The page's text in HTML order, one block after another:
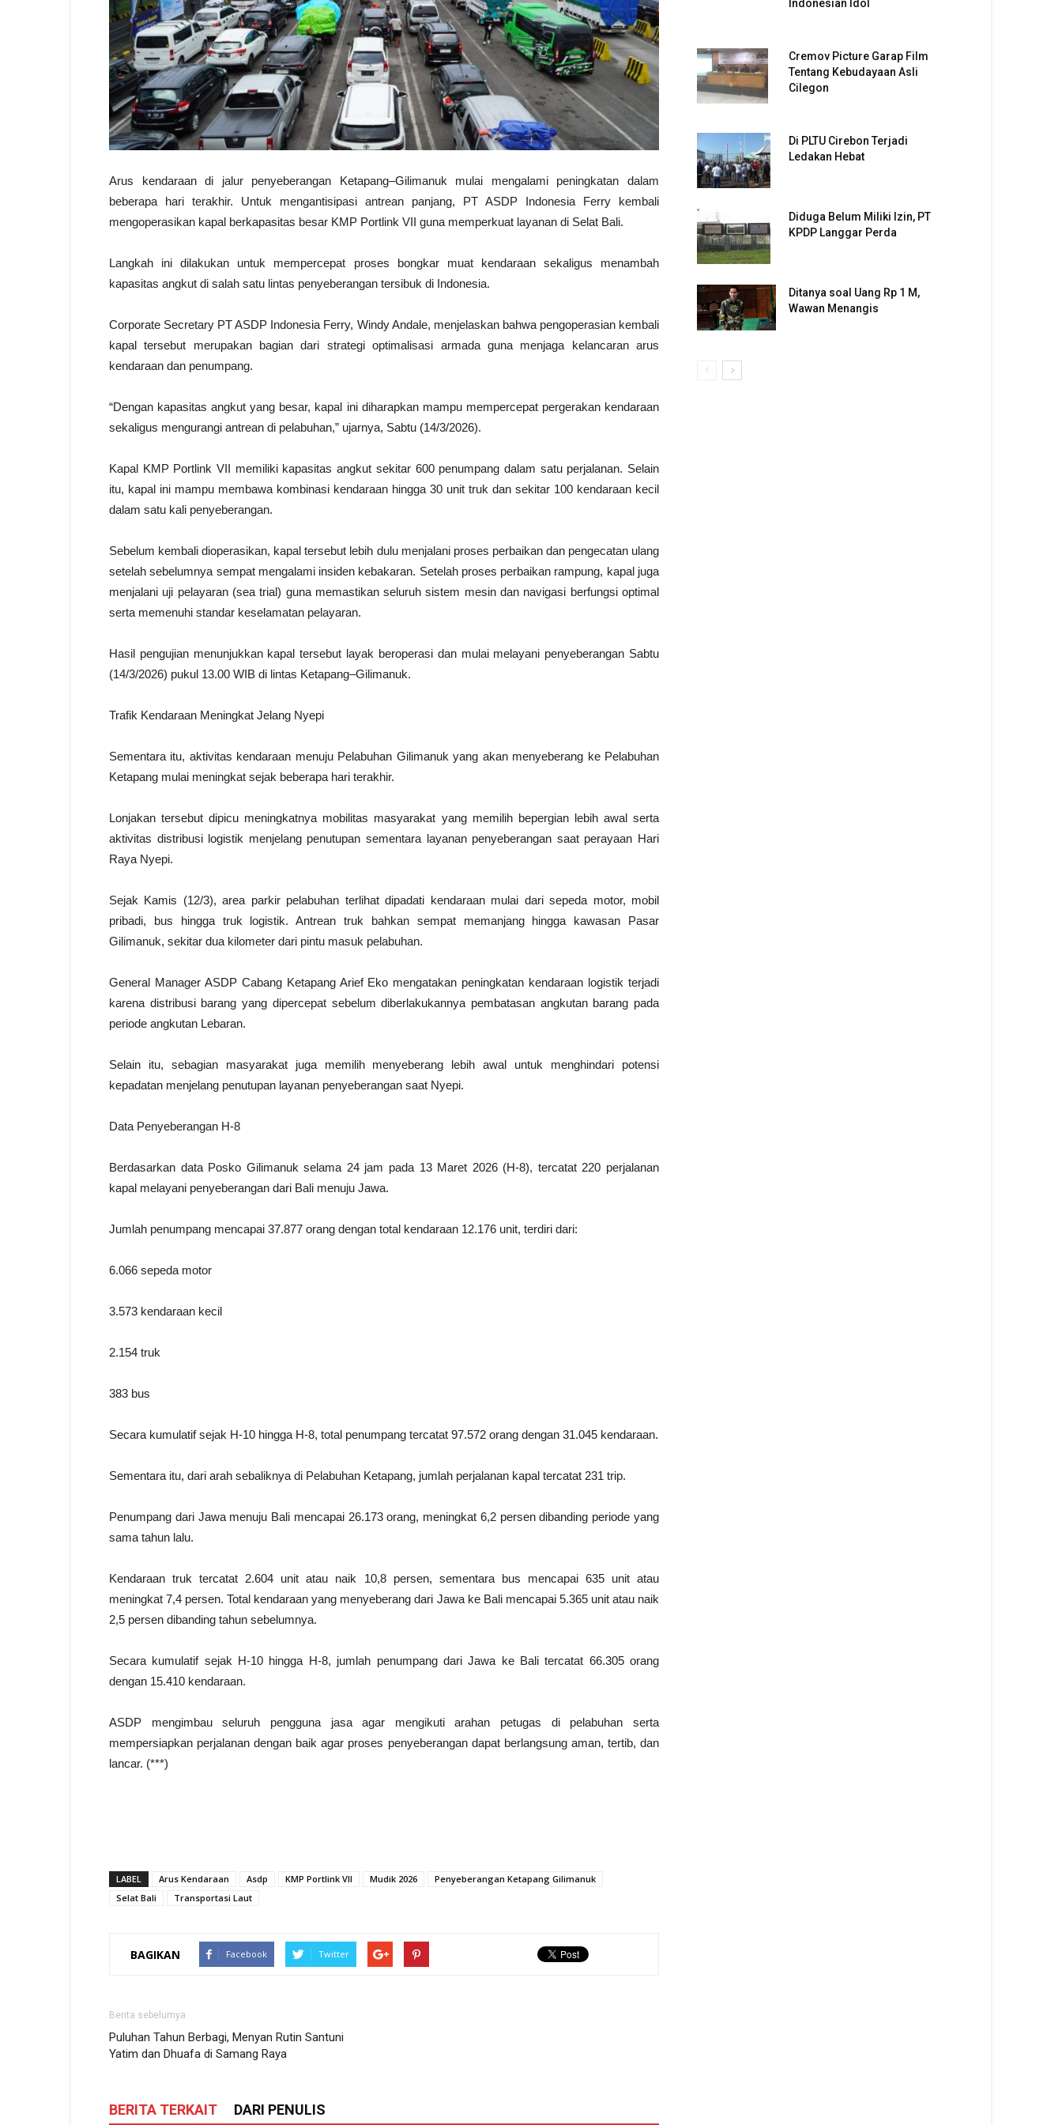
Arus kendaraan di jalur penyeberangan Ketapang–Gilimanuk mulai mengalami peningkatan dalam
beberapa hari terakhir. Untuk mengantisipasi antrean panjang, PT ASDP Indonesia Ferry kembali
mengoperasikan kapal berkapasitas besar KMP Portlink VII guna memperkuat layanan di Selat Bali.
Langkah ini dilakukan untuk mempercepat proses bongkar muat kendaraan sekaligus menambah
kapasitas angkut di salah satu lintas penyeberangan tersibuk di Indonesia.
Corporate Secretary PT ASDP Indonesia Ferry, Windy Andale, menjelaskan bahwa pengoperasian kembali
kapal tersebut merupakan bagian dari strategi optimalisasi armada guna menjaga kelancaran arus
kendaraan dan penumpang.
“Dengan kapasitas angkut yang besar, kapal ini diharapkan mampu mempercepat pergerakan kendaraan
sekaligus mengurangi antrean di pelabuhan,” ujarnya, Sabtu (14/3/2026).
Kapal KMP Portlink VII memiliki kapasitas angkut sekitar 600 penumpang dalam satu perjalanan. Selain
itu, kapal ini mampu membawa kombinasi kendaraan hingga 30 unit truk dan sekitar 100 kendaraan kecil
dalam satu kali penyeberangan.
Sebelum kembali dioperasikan, kapal tersebut lebih dulu menjalani proses perbaikan dan pengecatan ulang
setelah sebelumnya sempat mengalami insiden kebakaran. Setelah proses perbaikan rampung, kapal juga
menjalani uji pelayaran (sea trial) guna memastikan seluruh sistem mesin dan navigasi berfungsi optimal
serta memenuhi standar keselamatan pelayaran.
Hasil pengujian menunjukkan kapal tersebut layak beroperasi dan mulai melayani penyeberangan Sabtu
(14/3/2026) pukul 13.00 WIB di lintas Ketapang–Gilimanuk.
Trafik Kendaraan Meningkat Jelang Nyepi
Sementara itu, aktivitas kendaraan menuju Pelabuhan Gilimanuk yang akan menyeberang ke Pelabuhan
Ketapang mulai meningkat sejak beberapa hari terakhir.
Lonjakan tersebut dipicu meningkatnya mobilitas masyarakat yang memilih bepergian lebih awal serta
aktivitas distribusi logistik menjelang penutupan sementara layanan penyeberangan saat perayaan Hari
Raya Nyepi.
Sejak Kamis (12/3), area parkir pelabuhan terlihat dipadati kendaraan mulai dari sepeda motor, mobil
pribadi, bus hingga truk logistik. Antrean truk bahkan sempat memanjang hingga kawasan Pasar
Gilimanuk, sekitar dua kilometer dari pintu masuk pelabuhan.
General Manager ASDP Cabang Ketapang Arief Eko mengatakan peningkatan kendaraan logistik terjadi
karena distribusi barang yang dipercepat sebelum diberlakukannya pembatasan angkutan barang pada
periode angkutan Lebaran.
Selain itu, sebagian masyarakat juga memilih menyeberang lebih awal untuk menghindari potensi
kepadatan menjelang penutupan layanan penyeberangan saat Nyepi.
Data Penyeberangan H-8
Berdasarkan data Posko Gilimanuk selama 24 jam pada 13 Maret 2026 (H-8), tercatat 220 perjalanan
kapal melayani penyeberangan dari Bali menuju Jawa.
Jumlah penumpang mencapai 37.877 orang dengan total kendaraan 12.176 unit, terdiri dari:
6.066 sepeda motor
3.573 kendaraan kecil
2.154 truk
383 bus
Secara kumulatif sejak H-10 hingga H-8, total penumpang tercatat 97.572 orang dengan 31.045 kendaraan.
Sementara itu, dari arah sebaliknya di Pelabuhan Ketapang, jumlah perjalanan kapal tercatat 231 trip.
Penumpang dari Jawa menuju Bali mencapai 26.173 orang, meningkat 6,2 persen dibanding periode yang
sama tahun lalu.
Kendaraan truk tercatat 2.604 unit atau naik 10,8 persen, sementara bus mencapai 635 unit atau
meningkat 7,4 persen. Total kendaraan yang menyeberang dari Jawa ke Bali mencapai 5.365 unit atau naik
2,5 persen dibanding tahun sebelumnya.
Secara kumulatif sejak H-10 hingga H-8, jumlah penumpang dari Jawa ke Bali tercatat 66.305 orang
dengan 15.410 kendaraan.
ASDP mengimbau seluruh pengguna jasa agar mengikuti arahan petugas di pelabuhan serta
mempersiapkan perjalanan dengan baik agar proses penyeberangan dapat berlangsung aman, tertib, dan
lancar. (***)
LABEL Arus Kendaraan Asdp KMP Portlink VII Mudik 2026
Penyeberangan Ketapang Gilimanuk
Selat Bali
Transportasi Laut
BAGIKAN Facebook Twitter
Berita sebelumya
Puluhan Tahun Berbagi, Menyan Rutin Santuni
Yatim dan Dhuafa di Samang Raya
BERITA TERKAIT DARI PENULIS
Indonesian Idol
Cremov Picture Garap Film
Tentang Kebudayaan Asli
Cilegon
Di PLTU Cirebon Terjadi
Ledakan Hebat
Diduga Belum Miliki Izin, PT
KPDP Langgar Perda
Ditanya soal Uang Rp 1 M,
Wawan Menangis